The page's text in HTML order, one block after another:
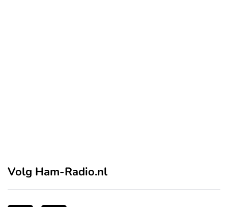
Volg Ham-Radio.nl